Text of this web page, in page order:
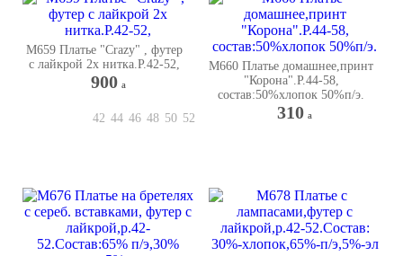
М659 Платье "Crazy" , футер
с лайкрой 2х нитка.Р.42-52,
900 a
42 44 46 48 50 52
М660 Платье домашнее,принт
"Корона".Р.44-58,
состав:50%хлопок 50%п/э.
310 a